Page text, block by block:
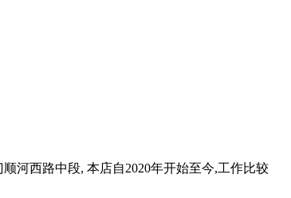
河西路中段, 本店自2020年开始至今,工作比较